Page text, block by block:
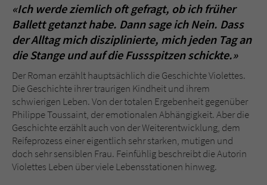
«Ich werde ziemlich oft gefragt, ob ich früher
Ballett getanzt habe. Dann sage ich Nein. Dass
der Alltag mich disziplinierte, mich jeden Tag an
die Stange und auf die Fussspitzen schickte.»
Der Roman erzählt hauptsächlich die Geschichte Violettes.
Die Geschichte ihrer traurigen Kindheit und ihrem
schwierigen Leben. Von der totalen Ergebenheit gegenüber
Philippe Toussaint, der emotionalen Abhängigkeit. Aber die
Geschichte erzählt auch von der Weiterentwicklung, dem
Reifeprozess einer eigentlich sehr starken, mutigen und
doch sehr sensiblen Frau. Feinfühlig beschreibt die Autorin
Violettes Leben über viele Lebensstationen hinweg.